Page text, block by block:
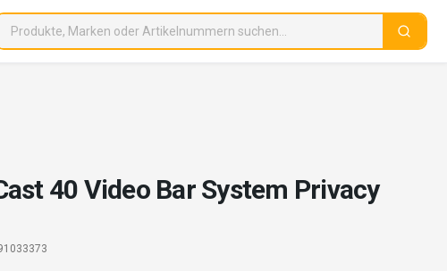
40 Video Bar System Privacy